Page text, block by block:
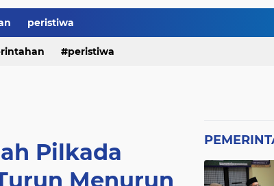
peristiwa
peristiwa
Pilkada
Menurun